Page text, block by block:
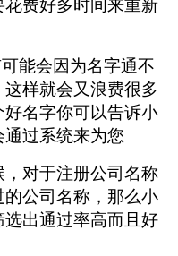
费好多时间来重新
能会因为名字通不
样就会又浪费很多
名字你可以告诉小
过系统来为您
对于注册公司名称
公司名称，那么小
出通过率高而且好